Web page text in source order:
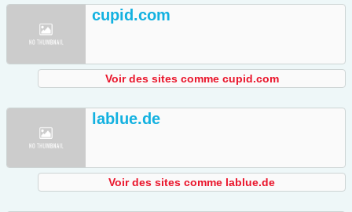
cupid.com
Voir des sites comme cupid.com
lablue.de
Voir des sites comme lablue.de